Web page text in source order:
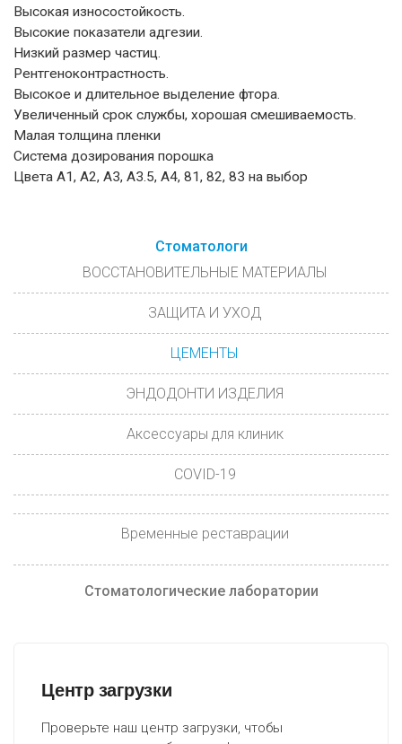
Высокая износостойкость.
Высокие показатели адгезии.
Низкий размер частиц.
Рентгеноконтрастность.
Высокое и длительное выделение фтора.
Увеличенный срок службы, хорошая смешиваемость.
Малая толщина пленки
Система дозирования порошка
Цвета A1, A2, A3, A3.5, A4, 81, 82, 83 на выбор
Стоматологи
ВОССТАНОВИТЕЛЬНЫЕ МАТЕРИАЛЫ
ЗАЩИТА И УХОД
ЦЕМЕНТЫ
ЭНДОДОНТИ ИЗДЕЛИЯ
Аксессуары для клиник
COVID-19
Временные реставрации
Стоматологические лаборатории
Центр загрузки
Проверьте наш центр загрузки, чтобы